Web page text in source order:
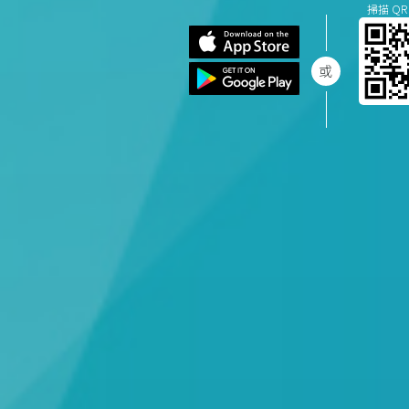
掃描